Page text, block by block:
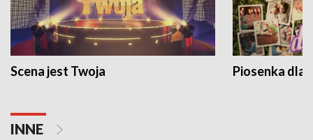
Scena jest Twoja Piosenka dla
INNE